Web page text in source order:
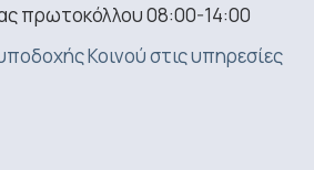
πρωτοκόλλου 08:00-14:00
Κοινού στις υπηρεσίες